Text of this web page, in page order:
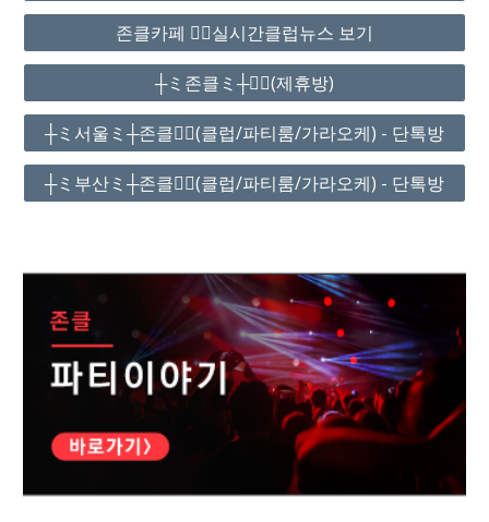
존클카페 ❤️‍🔥실시간클럽뉴스 보기
┼ミ존클ミ┼❤️‍🔥(제휴방)
┼ミ서울ミ┼존클❤️‍🔥(클럽/파티룸/가라오케) - 단톡방
┼ミ부산ミ┼존클❤️‍🔥(클럽/파티룸/가라오케) - 단톡방